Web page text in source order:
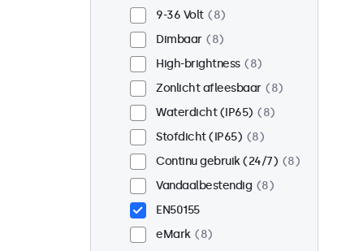
VESA 100 x 100
9-36 Volt
8
Dimbaar
8
High-brightness
8
Zonlicht afleesbaar
8
Waterdicht (IP65)
8
Stofdicht (IP65)
8
Continu gebruik (24/7)
8
Vandaalbestendig
8
EN50155
eMark
8